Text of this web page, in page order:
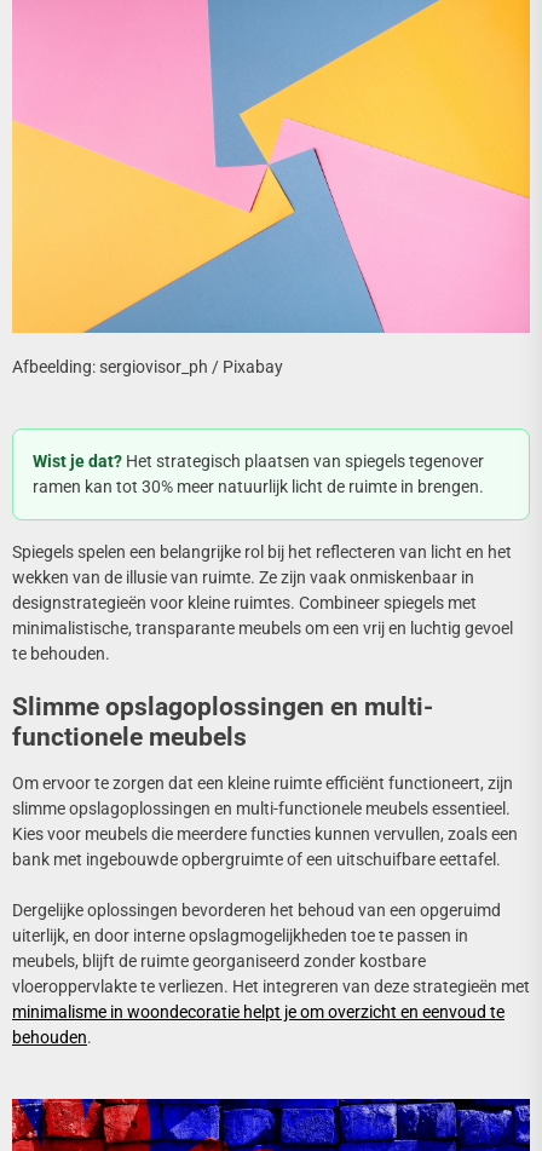
Afbeelding: sergiovisor_ph / Pixabay
Wist je dat? Het strategisch plaatsen van spiegels tegenover
ramen kan tot 30% meer natuurlijk licht de ruimte in brengen.
Spiegels spelen een belangrijke rol bij het reflecteren van licht en het
wekken van de illusie van ruimte. Ze zijn vaak onmiskenbaar in
designstrategieën voor kleine ruimtes. Combineer spiegels met
minimalistische, transparante meubels om een vrij en luchtig gevoel
te behouden.
Slimme opslagoplossingen en multi-
functionele meubels
Om ervoor te zorgen dat een kleine ruimte efficiënt functioneert, zijn
slimme opslagoplossingen en multi-functionele meubels essentieel.
Kies voor meubels die meerdere functies kunnen vervullen, zoals een
bank met ingebouwde opbergruimte of een uitschuifbare eettafel.
Dergelijke oplossingen bevorderen het behoud van een opgeruimd
uiterlijk, en door interne opslagmogelijkheden toe te passen in
meubels, blijft de ruimte georganiseerd zonder kostbare
vloeroppervlakte te verliezen. Het integreren van deze strategieën met
minimalisme in woondecoratie helpt je om overzicht en eenvoud te
behouden.